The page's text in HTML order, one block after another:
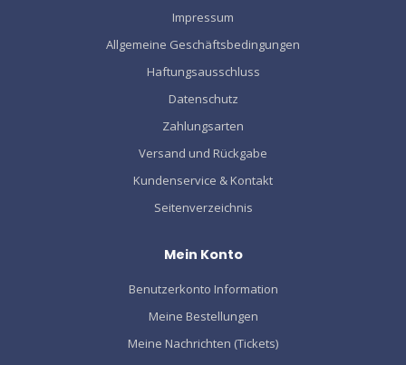
Impressum
Allgemeine Geschäftsbedingungen
Haftungsausschluss
Datenschutz
Zahlungsarten
Versand und Rückgabe
Kundenservice & Kontakt
Seitenverzeichnis
Mein Konto
Benutzerkonto Information
Meine Bestellungen
Meine Nachrichten (Tickets)